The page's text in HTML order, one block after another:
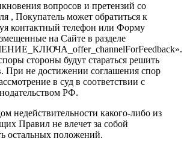
вопросов и претензий со
, Покупатель может обратиться к
контактный телефон или Форму
на Сайте в разделе
».
стороны будут стараться решить
При не достижении соглашения спор
в суд в соответствии с
РФ.
недействительности какого-либо из
Правил не влечет за собой
остальных положений.